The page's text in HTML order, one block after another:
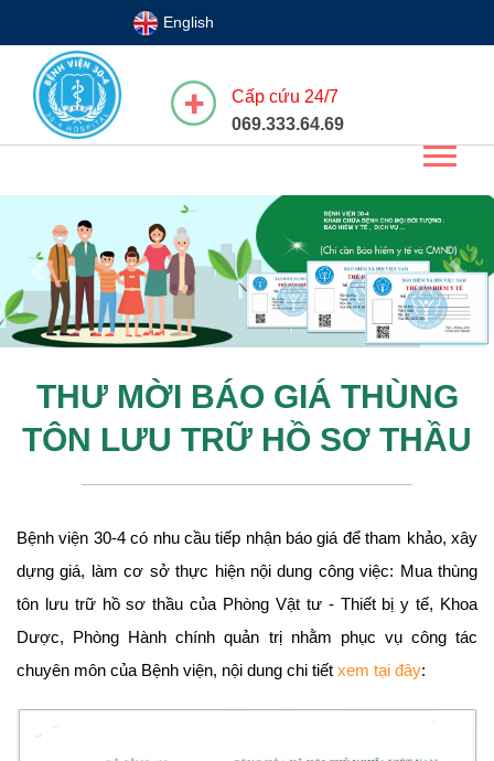
English
Cấp cứu 24/7
069.333.64.69
Previous Next
THƯ MỜI BÁO GIÁ THÙNG
TÔN LƯU TRỮ HỒ SƠ THẦU
Bệnh viện 30-4 có nhu cầu tiếp nhận báo giá để tham khảo, xây
dựng giá, làm cơ sở thực hiện nội dung công việc: Mua thùng
tôn lưu trữ hồ sơ thầu của Phòng Vật tư - Thiết bị y tế, Khoa
Dược, Phòng Hành chính quản trị nhằm phục vụ công tác
chuyên môn của Bệnh viện, nội dung chi tiết xem tại đây: